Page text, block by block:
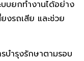
บยกทำงานได้อย่าง
งรถเสีย และช่วย
บำรุงรักษาตามรอบ